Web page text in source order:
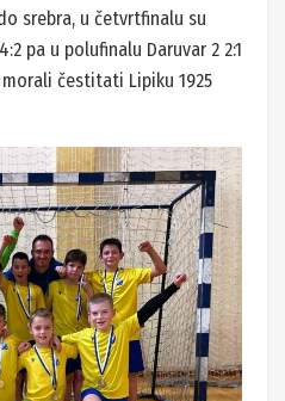
srebra, u četvrtfinalu su
pa u polufinalu Daruvar 2 2:1
čestitati Lipiku 1925